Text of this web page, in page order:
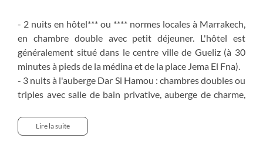
- 2 nuits en hôtel*** ou **** normes locales à Marrakech,
en chambre double avec petit déjeuner. L'hôtel est
généralement situé dans le centre ville de Gueliz (à 30
minutes à pieds de la médina et de la place Jema El Fna).
- 3 nuits à l'auberge Dar Si Hamou : chambres doubles ou
triples avec salle de bain privative, auberge de charme,
avec cheminée, électricité dans l'auberge. Couette, drap
pour la nuit et serviettes de toilette fournis.
Lire la suite